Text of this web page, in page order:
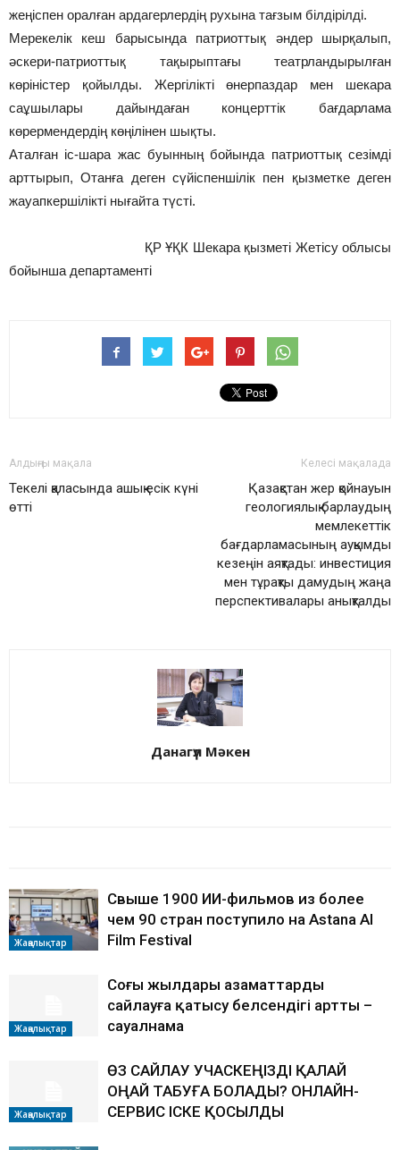
жеңіспен оралған ардагерлердің рухына тағзым білдірілді.
Мерекелік кеш барысында патриоттық әндер шырқалып,
әскери-патриоттық тақырыптағы театрландырылған
көріністер қойылды. Жергілікті өнерпаздар мен шекара
саұшылары дайындаған концерттік бағдарлама
көрермендердің көңілінен шықты.
Аталған іс-шара жас буынның бойында патриоттық сезімді
арттырып, Отанға деген сүйіспеншілік пен қызметке деген
жауапкершілікті нығайта түсті.
ҚР ҰҚК Шекара қызметі Жетісу облысы
бойынша департаменті
Алдыңғы мақала
Текелі қаласында ашық есік күні
өтті
Келесі мақалада
Қазақстан жер қойнауын
геологиялық барлаудың
мемлекеттік
бағдарламасының ауқымды
кезеңін аяқтады: инвестиция
мен тұрақты дамудың жаңа
перспективалары анықталды
Данагүл Мәкен
Жаңалықтар
Свыше 1900 ИИ-фильмов из более
чем 90 стран поступило на Astana AI
Film Festival
Жаңалықтар
Соңғы жылдары азаматтардың
сайлауға қатысу белсендігі артты –
сауалнама
Жаңалықтар
ӨЗ САЙЛАУ УЧАСКЕҢІЗДІ ҚАЛАЙ
ОҢАЙ ТАБУҒА БОЛАДЫ? ОНЛАЙН-
СЕРВИС ІСКЕ ҚОСЫЛДЫ